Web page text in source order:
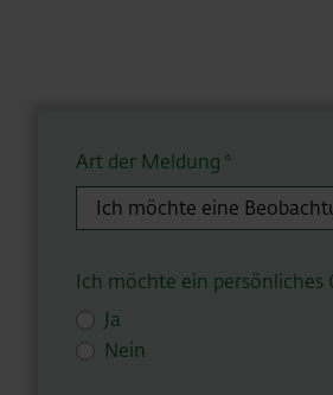
Art der Meldung *
Ich möchte ein persönliches
Ja
Nein